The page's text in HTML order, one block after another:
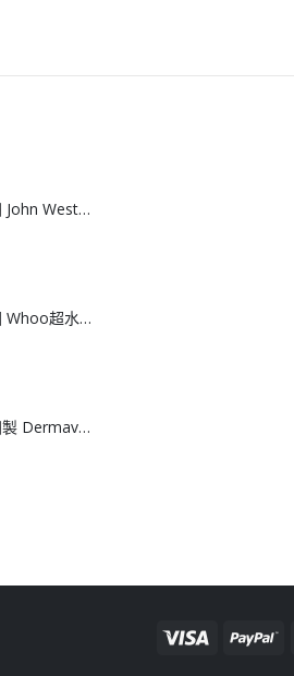
[A608074]澳洲 John West黃鮨吞拿魚罐頭
[K608073]韓國 Whoo超水感冰爽空氣防曬液 60ml(送13ml*4支)
[A608072]澳洲製 Dermaveen 燕麥滋養沐浴乳 1L